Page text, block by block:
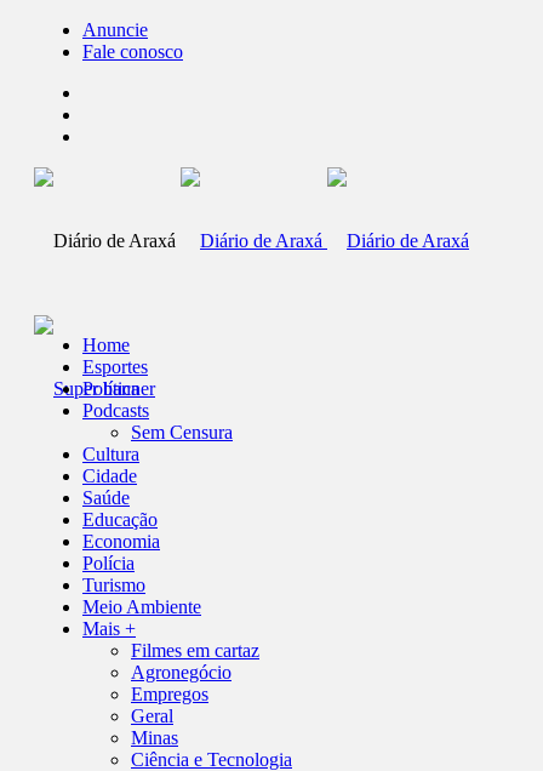
Anuncie
Fale conosco
Home
Esportes
Política
Podcasts
Sem Censura
Cultura
Cidade
Saúde
Educação
Economia
Polícia
Turismo
Meio Ambiente
Mais +
Filmes em cartaz
Agronegócio
Empregos
Geral
Minas
Ciência e Tecnologia